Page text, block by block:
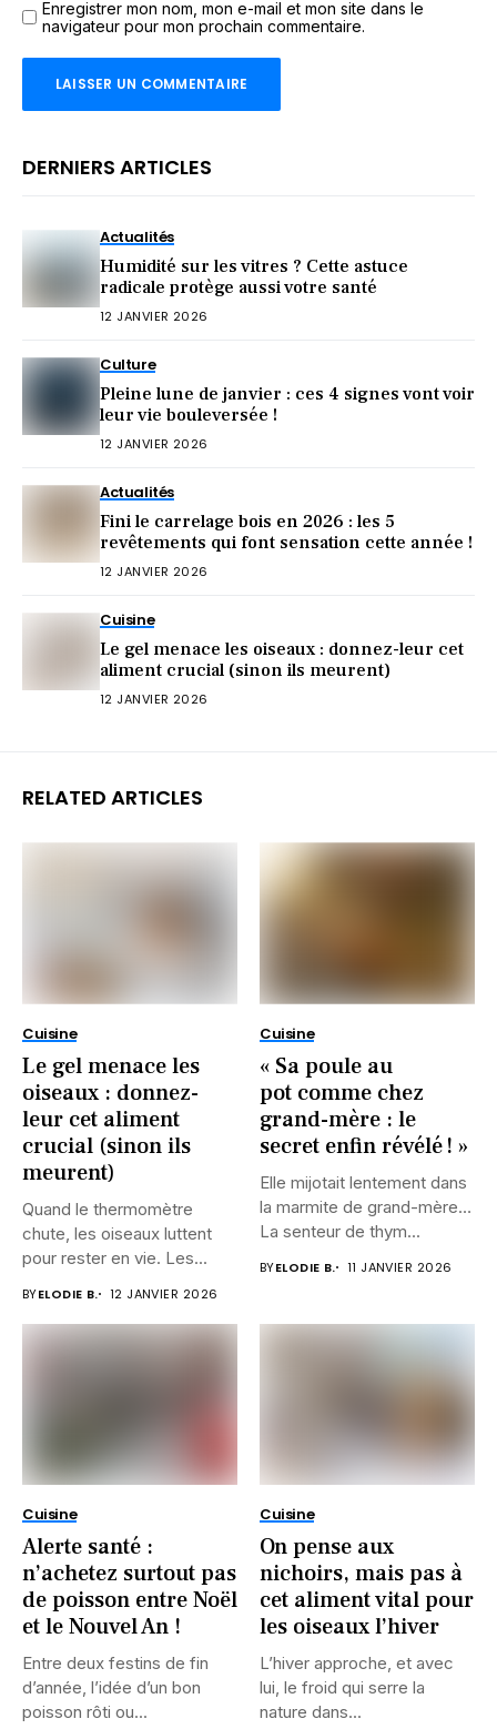
Enregistrer mon nom, mon e-mail et mon site dans le
navigateur pour mon prochain commentaire.
DERNIERS ARTICLES
Actualités
Humidité sur les vitres ? Cette astuce
radicale protège aussi votre santé
12 JANVIER 2026
Culture
Pleine lune de janvier : ces 4 signes vont voir
leur vie bouleversée !
12 JANVIER 2026
Actualités
Fini le carrelage bois en 2026 : les 5
revêtements qui font sensation cette année !
12 JANVIER 2026
Cuisine
Le gel menace les oiseaux : donnez-leur cet
aliment crucial (sinon ils meurent)
12 JANVIER 2026
RELATED ARTICLES
Cuisine
Le gel menace les
oiseaux : donnez-
leur cet aliment
crucial (sinon ils
meurent)
Quand le thermomètre
chute, les oiseaux luttent
pour rester en vie. Les...
BYELODIE B. 12 JANVIER 2026
Cuisine
« Sa poule au
pot comme chez
grand-mère : le
secret enfin révélé ! »
Elle mijotait lentement dans
la marmite de grand-mère…
La senteur de thym...
BYELODIE B. 11 JANVIER 2026
Cuisine
Alerte santé :
n’achetez surtout pas
de poisson entre Noël
et le Nouvel An !
Entre deux festins de fin
d’année, l’idée d’un bon
poisson rôti ou...
Cuisine
On pense aux
nichoirs, mais pas à
cet aliment vital pour
les oiseaux l’hiver
L’hiver approche, et avec
lui, le froid qui serre la
nature dans...